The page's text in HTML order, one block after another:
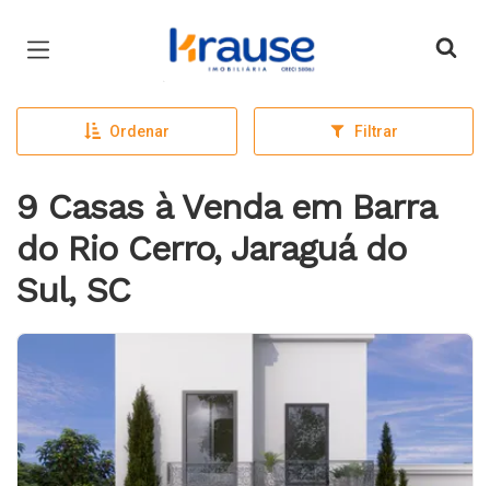
Página inicial
Ordenar Filtrar
9 Casas à Venda em Barra
do Rio Cerro, Jaraguá do
Sul, SC